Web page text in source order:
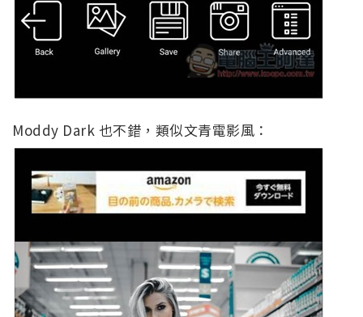
Moddy Dark 也不錯，類似文青電影風：